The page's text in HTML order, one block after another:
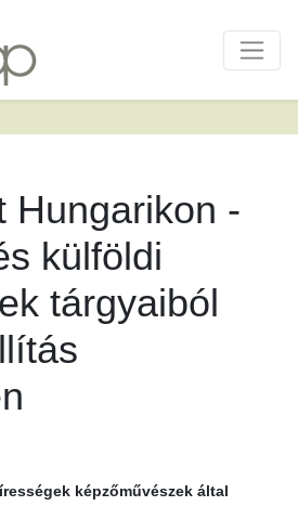
Hungarikon -
külföldi
tárgyaiból
képzőművészek által